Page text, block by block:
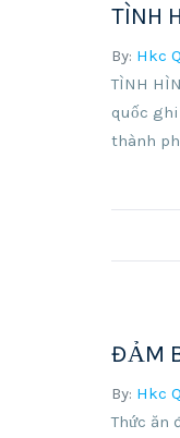
TÌNH
By: Hkc
TÌNH
quốc ghi
thành
ĐẢM
By: Hkc
Thức ăn